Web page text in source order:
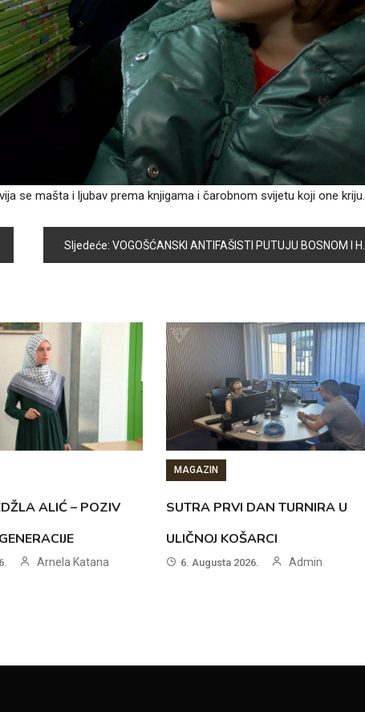
se mašta i ljubav prema knjigama i čarobnom svijetu koji one kriju.
Sljedeće: VOGOŠĆANSKI ANTIFAŠISTI PUTUJU BOSNOM I HERCEGOVINOM
ALIĆ – POZIV
Arnela Katana
MAGAZIN
SUTRA PRVI DAN TURNIRA U
ULIČNOJ KOŠARCI
6. Augusta 2026. Admin